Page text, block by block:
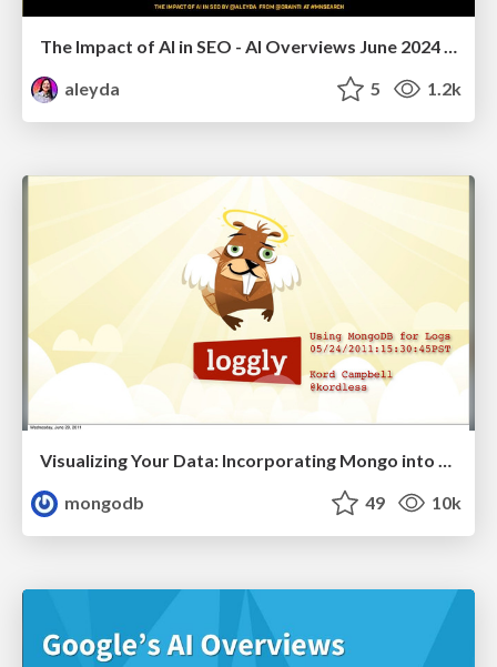
The Impact of AI in SEO - AI Overviews June 2024 Edition
aleyda
5 1.2k
mongodb
49 10k